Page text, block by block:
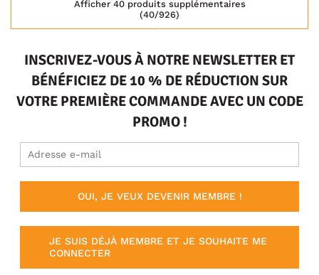
(40/926)
Afficher 40 produits supplémentaires
INSCRIVEZ-VOUS À NOTRE NEWSLETTER ET
BÉNÉFICIEZ DE 10 % DE RÉDUCTION SUR
VOTRE PREMIÈRE COMMANDE AVEC UN CODE
PROMO !
OUI, JE VEUX DEVENIR MEMBRE !
JE SUIS DÉJÀ MEMBRE ET JE SOUHAITE ME
CONNECTER